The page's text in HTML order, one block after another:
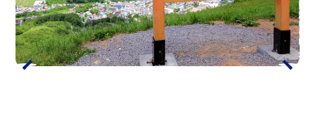
애완동물 동반은 삼가해 주십시오.
티켓 결제에는 아래와 같은 각종
신용카드, 전자화폐를 이용하실